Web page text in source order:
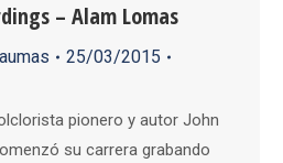
– Alam Lomas
25/03/2015
pionero y autor John
su carrera grabando